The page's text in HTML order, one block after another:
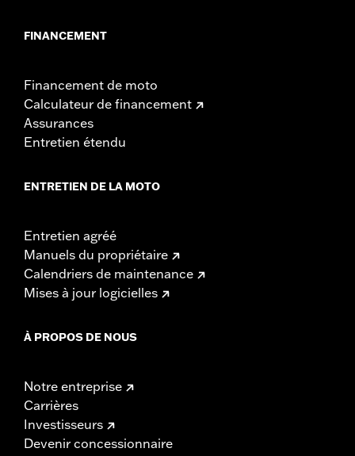
FINANCEMENT
Financement de moto
Calculateur de financement
Assurances
Entretien étendu
ENTRETIEN DE LA MOTO
Entretien agréé
Manuels du propriétaire
Calendriers de maintenance
Mises à jour logicielles
À PROPOS DE NOUS
Notre entreprise
Carrières
Investisseurs
Devenir concessionnaire